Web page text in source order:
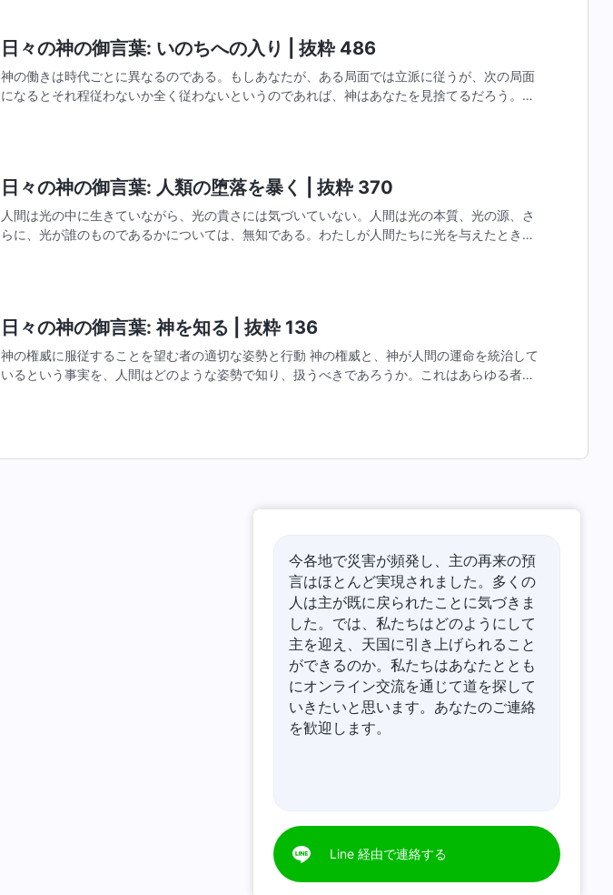
日々の神の御言葉: いのちへの入り | 抜粋 486
神の働きは時代ごとに異なるのである。もしあなたが、ある局面では立派に従うが、次の局面
になるとそれ程従わないか全く従わないというのであれば、神はあなたを見捨てるだろう。今
日々の神の御言葉: 人類の堕落を暴く | 抜粋 370
人間は光の中に生きていながら、光の貴さには気づいていない。人間は光の本質、光の源、さ
らに、光が誰のものであるかについては、無知である。わたしが人間たちに光を与えたとき、
日々の神の御言葉: 神を知る | 抜粋 136
神の権威に服従することを望む者の適切な姿勢と行動 神の権威と、神が人間の運命を統治して
いるという事実を、人間はどのような姿勢で知り、扱うべきであろうか。これはあらゆる者が
今各地で災害が頻発し、主の再来の預
言はほとんど実現されました。多くの
人は主が既に戻られたことに気づきま
した。では、私たちはどのようにして
主を迎え、天国に引き上げられること
ができるのか。私たちはあなたととも
にオンライン交流を通じて道を探して
いきたいと思います。あなたのご連絡
を歓迎します。
Line 経由で連絡する